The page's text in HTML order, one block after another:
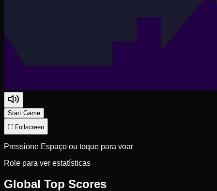
Start Game
⛶ Fullscreen
Pressione Espaço ou toque para voar
Role para ver estatísticas
Global Top Scores